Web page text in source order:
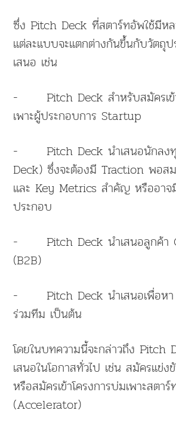
ซึ่ง Pitch Deck ที่สตาร์ทอัพใช้มีห
แต่ละแบบจะแตกต่างกันขึ้นกับวัตถุป
เสนอ เช่น
- Pitch Deck สำหรับสมัครเข้า
เพาะผู้ประกอบการ Startup
- Pitch Deck นำเสนอนักลง
Deck) ซึ่งจะต้องมี Traction พอส
และ Key Metrics สำคัญ หรืออา
ประกอบ
- Pitch Deck นำเสนอลูกค้า
(B2B)
- Pitch Deck นำเสนอเพื่อหา
ร่วมทีม เป็นต้น
โดยในบทความนี้จะกล่าวถึง Pitch
เสนอในโอกาสทั่วไป เช่น สมัครแข่
หรือสมัครเข้าโครงการบ่มเพาะสตา
(Accelerator)